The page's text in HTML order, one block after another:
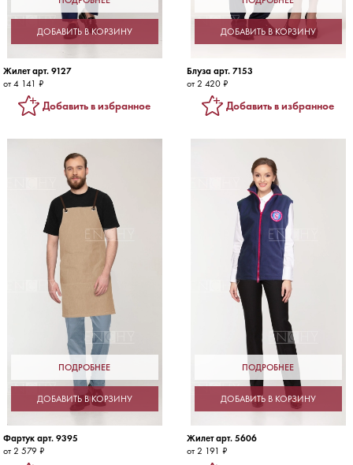
ДОБАВИТЬ В КОРЗИНУ
Жилет арт. 9127
от 4 141 ₽
Добавить в избранное
ДОБАВИТЬ В КОРЗИНУ
Блуза арт. 7153
от 2 420 ₽
Добавить в избранное
ПОДРОБНЕЕ
ДОБАВИТЬ В КОРЗИНУ
Фартук арт. 9395
от 2 579 ₽
ПОДРОБНЕЕ
ДОБАВИТЬ В КОРЗИНУ
Жилет арт. 5606
от 2 191 ₽